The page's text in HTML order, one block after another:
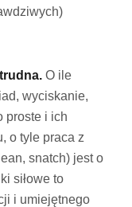
O ile
wyciskanie,
proste i ich
o tyle praca z
snatch) jest o
siłowe to
i umiejętnego